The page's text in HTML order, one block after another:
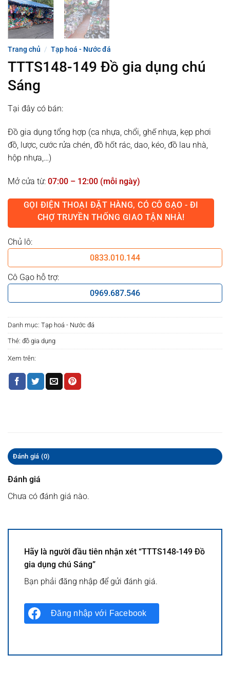
Trang chủ / Tạp hoá - Nước đá
TTTS148-149 Đồ gia dụng chú
Sáng
Tại đây có bán:
Đồ gia dụng tổng hợp (ca nhựa, chổi, ghế nhựa, kẹp phơi
đồ, lược, cước rửa chén, đồ hốt rác, dao, kéo, đồ lau nhà,
hộp nhựa,…)
Mở cửa từ: 07:00 – 12:00 (mỗi ngày)
GỌI ĐIỆN THOẠI ĐẶT HÀNG, CÓ CÔ GẠO - ĐI
CHỢ TRUYỀN THỐNG GIAO TẬN NHÀ!
Chủ lô:
0833.010.144
Cô Gạo hỗ trợ:
0969.687.546
Danh mục: Tạp hoá - Nước đá
Thẻ: đồ gia dụng
Xem trên:
Đánh giá (0)
Đánh giá
Chưa có đánh giá nào.
Hãy là người đầu tiên nhận xét “TTTS148-149 Đồ
gia dụng chú Sáng”
Bạn phải đăng nhập để gửi đánh giá.
Đăng nhập với Facebook